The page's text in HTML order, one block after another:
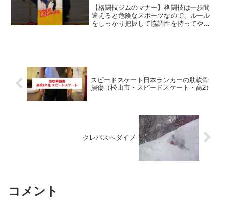
【格闘技ジムのマナー】格闘技は一歩間
違えると危険なスポーツなので、ルール
をしっかり把握して協調性を持ってやれ
スピードスケート日本ランカーの肋軟骨
損傷（松山市・スピードスケート・高2）
クレバスへダイブ
コメント